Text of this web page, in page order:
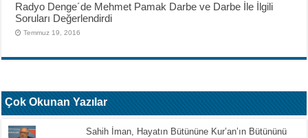
Radyo Denge´de Mehmet Pamak Darbe ve Darbe İle İlgili
Soruları Değerlendirdi
Temmuz 19, 2016
Çok Okunan Yazılar
Sahih İman, Hayatın Bütününe Kur’an’ın Bütününü